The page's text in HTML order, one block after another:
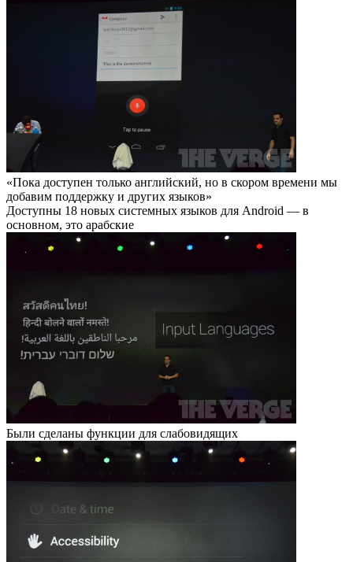
«Пока доступен только английский, но в скором времени мы
добавим поддержку и других языков»
Доступны 18 новых системных языков для Android — в
основном, это арабские
Были сделаны функции для слабовидящих